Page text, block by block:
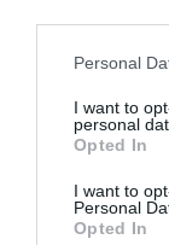
Personal
I want to
personal
Opted In
I want to
Personal
Opted In
Επιπλέον, αφού
τέτοιων
αναμενόμενο να
συμβάντων κατά
θανάτου